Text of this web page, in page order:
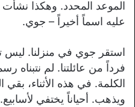
الموعد المحدد. وهكذا
عليه اسماً أخيراً – جوي.
استقر جوي في منزلنا. ليس
فرداً من عائلتنا. لم نتبناه
الكلمة. في هذه الأثناء، بقي
ويذهب. أحياناً يختفي